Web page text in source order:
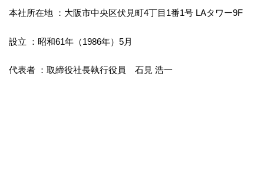
本社所在地 ：大阪市中央区伏見町4丁目1番1号 LAタワー9F
設立 ：昭和61年（1986年）5月
代表者 ：取締役社長執行役員 石見 浩一